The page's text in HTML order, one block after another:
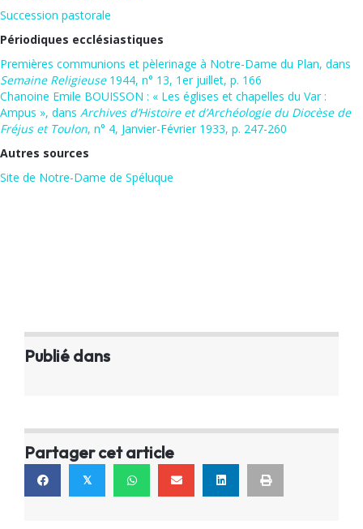
Succession pastorale
Périodiques ecclésiastiques
Premières communions et pèlerinage à Notre-Dame du Plan, dans
Semaine Religieuse1944, n° 13, 1er juillet, p. 166
Chanoine Emile BOUISSON : « Les églises et chapelles du Var :
Ampus », dans Archives d’Histoire et d’Archéologie du Diocèse de
Fréjus et Toulon, n° 4, Janvier-Février 1933, p. 247-260
Autres sources
Site de Notre-Dame de Spéluque
Publié dans
Partager cet article
𝕏